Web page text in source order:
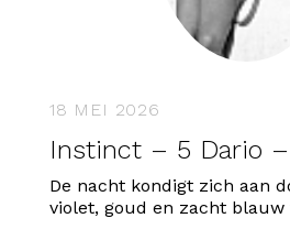
18 MEI 2026
Instinct – 5 Dario
De nacht kondigt zich aan
violet, goud en zacht